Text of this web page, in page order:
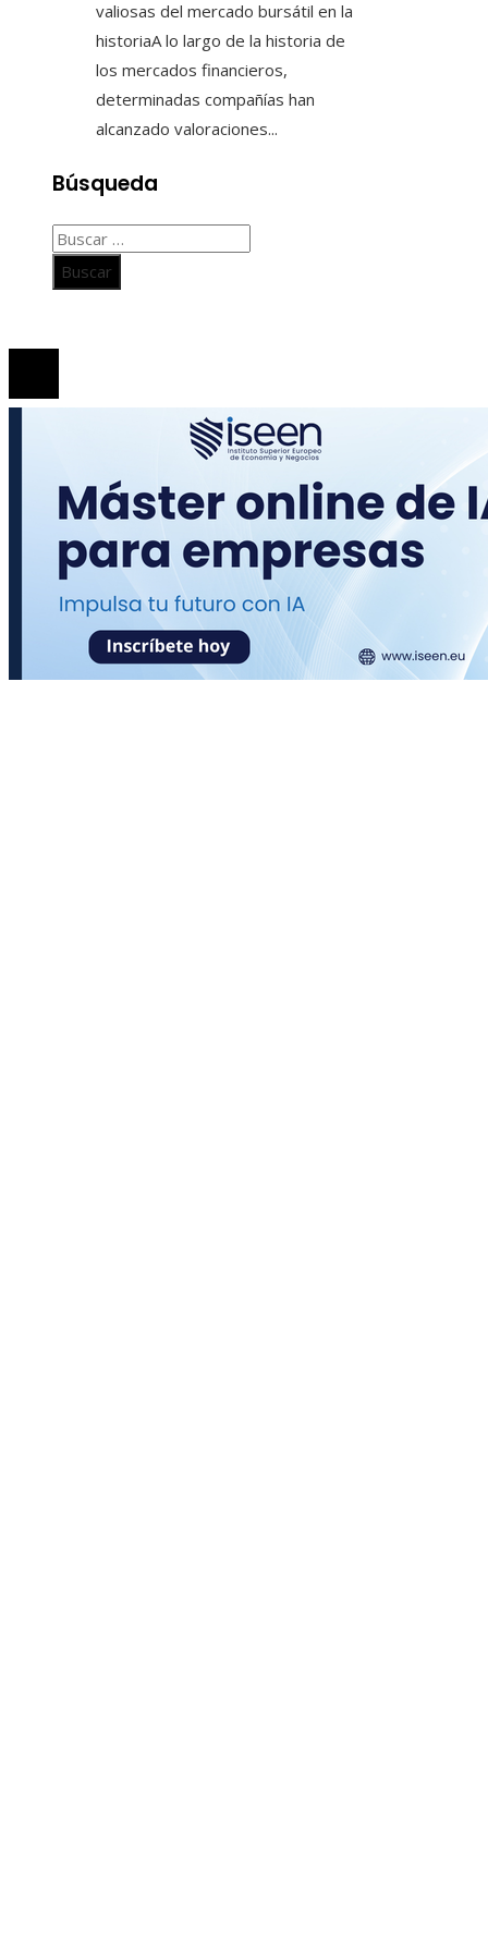
valiosas del mercado bursátil en la
historiaA lo largo de la historia de
los mercados financieros,
determinadas compañías han
alcanzado valoraciones...
Búsqueda
Buscar: